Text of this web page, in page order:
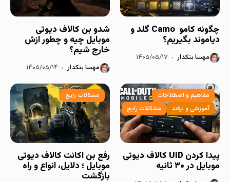
چگونه کامو Camo گلد و
دیاموند بگیریم؟
مهسا بنکدار ۱۴۰۵/۰۵/۱۷
شدو بن کالاف دیوتی
موبایل چیه و چطور ازش
خارج شیم؟
مهسا بنکدار ۱۴۰۵/۰۵/۱۴
مفاهیم و اصطلاحات
آموزشی و ترفند
مشکلات رایج
پیدا کردن UID کالاف دیوتی
موبایل در ۳۰ ثانیه
مشکلات رایج
رفع بن اکانت کالاف دیوتی
موبایل ؛ دلایل، انواع و راه
بازگشت